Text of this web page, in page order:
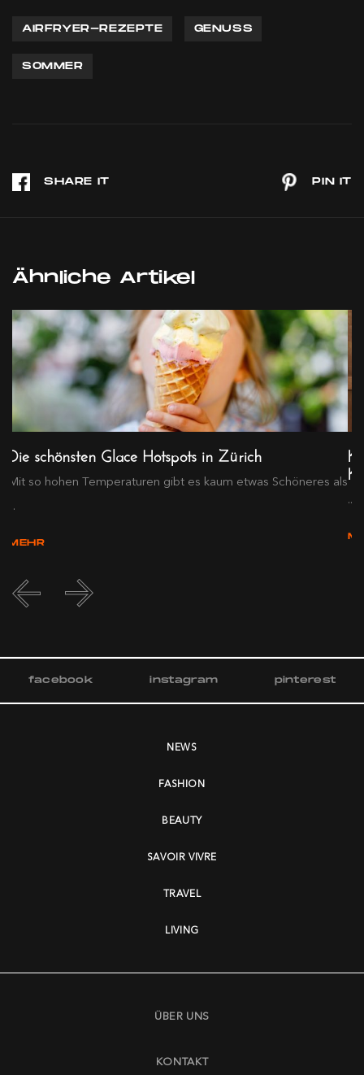
AIRFRYER-REZEPTE GENUSS
SOMMER
Ähnliche Artikel
Die schönsten Glace Hotspots in Zürich
Mit so hohen Temperaturen gibt es kaum etwas Schöneres als
...
MEHR
...
facebook instagram pinterest
NEWS
FASHION
BEAUTY
SAVOIR VIVRE
TRAVEL
LIVING
ÜBER UNS
KONTAKT